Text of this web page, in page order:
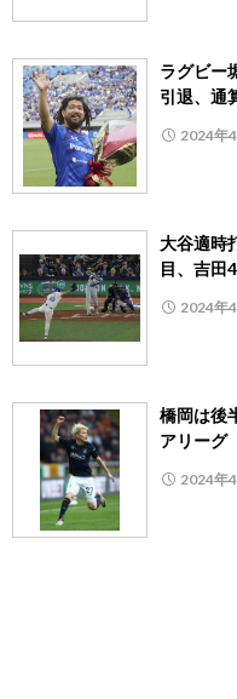
ラグビー
引退、通
2024年
大谷適時
目、吉田
2024年
橋岡は後
アリーグ
2024年